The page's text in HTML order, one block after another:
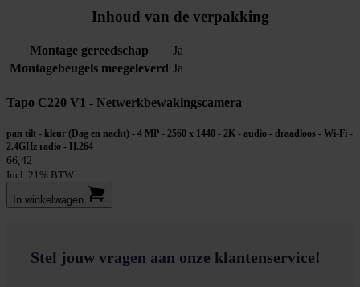
Inhoud van de verpakking
Montage gereedschap
Ja
Montagebeugels meegeleverd Ja
Tapo C220 V1 - Netwerkbewakingscamera
pan tilt - kleur (Dag en nacht) - 4 MP - 2560 x 1440 - 2K - audio - draadloos - Wi-Fi -
2.4GHz radio - H.264
66,42
Incl. 21% BTW
In winkel­wagen
Stel jouw vragen aan onze klantenservice!